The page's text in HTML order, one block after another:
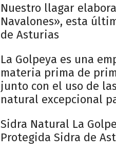
Nuestro llagar
Navalones», esta
de Asturias
La Golpeya es una
materia prima de
junto con el uso de
natural excepcional
Sidra Natural La
Protegida Sidra de